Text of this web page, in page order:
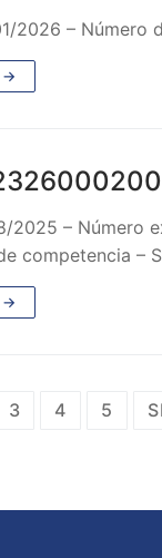
2026 – Número
→
2025 – Número
competencia –
→
3 4 5